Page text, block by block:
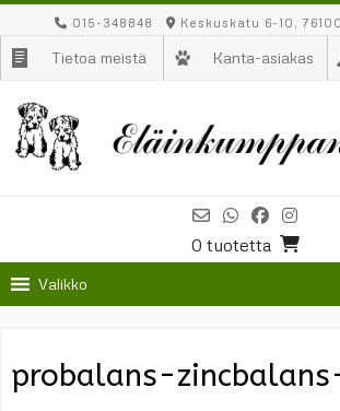
to
content
015-348848 Keskuskatu 6-10,
Tietoa meistä Kanta-asiakas
0 tuotetta
Valikko
probalans-